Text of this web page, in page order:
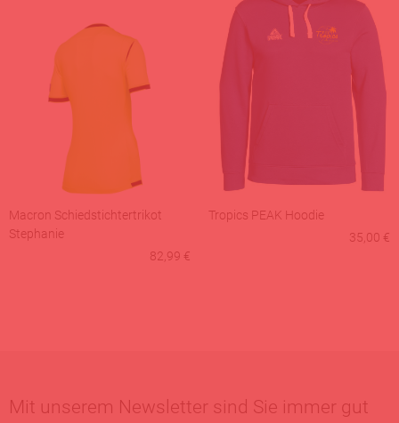
Macron Schiedstichtertrikot
Stephanie
82,99 €
Tropics PEAK Hoodie
35,00 €
Mit unserem Newsletter sind Sie immer gut